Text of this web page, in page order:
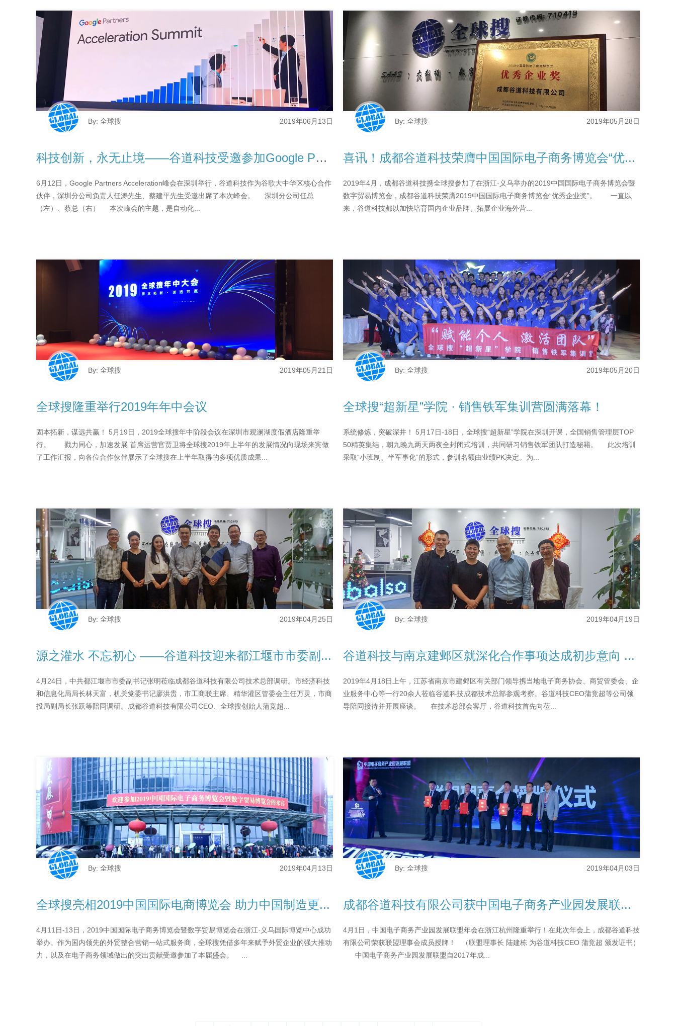
By: 全球搜 2019年06月13日
科技创新，永无止境——谷道科技受邀参加Google Part...
6月12日，Google Partners Acceleration峰会在深圳举行，谷道科技作为谷歌大中华区核心合作
伙伴，深圳分公司负责人任涛先生、蔡建平先生受邀出席了本次峰会。 深圳分公司任总
（左）、蔡总（右） 本次峰会的主题，是自动化...
By: 全球搜 2019年05月28日
喜讯！成都谷道科技荣膺中国国际电子商务博览会“优...
2019年4月，成都谷道科技携全球搜参加了在浙江·义乌举办的2019中国国际电子商务博览会暨
数字贸易博览会，成都谷道科技荣膺2019中国国际电子商务博览会“优秀企业奖”。 一直以
来，谷道科技都以加快培育国内企业品牌、拓展企业海外营...
By: 全球搜 2019年05月21日
全球搜隆重举行2019年年中会议
固本拓新，谋远共赢！ 5月19日，2019全球搜年中阶段会议在深圳市观澜湖度假酒店隆重举
行。 戮力同心，加速发展 首席运营官贾卫将全球搜2019年上半年的发展情况向现场来宾做
了工作汇报，向各位合作伙伴展示了全球搜在上半年取得的多项优质成果...
By: 全球搜 2019年05月20日
全球搜“超新星”学院 · 销售铁军集训营圆满落幕！
系统修炼，突破深井！ 5月17日-18日，全球搜“超新星”学院在深圳开课，全国销售管理层TOP
50精英集结，朝九晚九两天两夜全封闭式培训，共同研习销售铁军团队打造秘籍。 此次培训
采取“小班制、半军事化”的形式，参训名额由业绩PK决定。为...
By: 全球搜 2019年04月25日
源之灌水 不忘初心 ——谷道科技迎来都江堰市市委副...
4月24日，中共都江堰市市委副书记张明莅临成都谷道科技有限公司技术总部调研。市经济科技
和信息化局局长林天富，机关党委书记廖洪贵，市工商联主席、精华灌区管委会主任万灵，市商
投局副局长张跃等陪同调研。成都谷道科技有限公司CEO、全球搜创始人蒲竞超...
By: 全球搜 2019年04月19日
谷道科技与南京建邺区就深化合作事项达成初步意向 ...
2019年4月18日上午，江苏省南京市建邺区有关部门领导携当地电子商务协会、商贸管委会、企
业服务中心等一行20余人莅临谷道科技成都技术总部参观考察。谷道科技CEO蒲竞超等公司领
导陪同接待并开展座谈。 在技术总部会客厅，谷道科技首先向莅...
By: 全球搜 2019年04月13日
全球搜亮相2019中国国际电商博览会 助力中国制造更...
4月11日-13日，2019中国国际电子商务博览会暨数字贸易博览会在浙江·义乌国际博览中心成功
举办。作为国内领先的外贸整合营销一站式服务商，全球搜凭借多年来赋予外贸企业的强大推动
力，以及在电子商务领域做出的突出贡献受邀参加了本届盛会。 ...
By: 全球搜 2019年04月03日
成都谷道科技有限公司获中国电子商务产业园发展联...
4月1日，中国电子商务产业园发展联盟年会在浙江杭州隆重举行！在此次年会上，成都谷道科技
有限公司荣获联盟理事会成员授牌！ （联盟理事长 陆建栋 为谷道科技CEO 蒲竞超 颁发证书）
中国电子商务产业园发展联盟自2017年成...